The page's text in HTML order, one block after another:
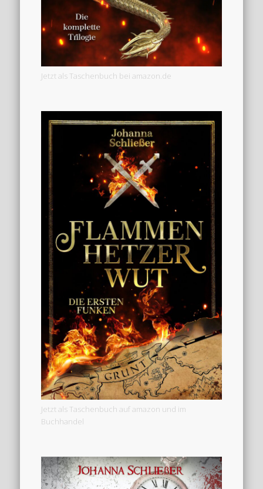
Jetzt als Taschenbuch bei amazon.de
Jetzt als Taschenbuch auf amazon und im
Buchhandel